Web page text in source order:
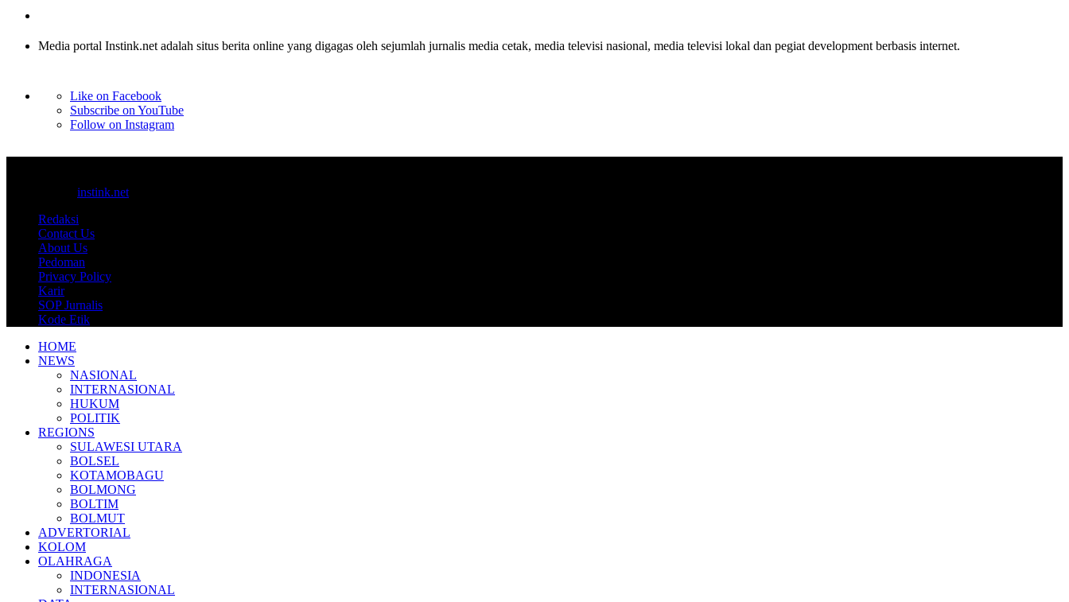
Media portal Instink.net adalah situs berita online yang digagas oleh sejumlah jurnalis media cetak, media televisi nasional, media televisi lokal dan pegiat development berbasis internet.
Like on Facebook
Subscribe on YouTube
Follow on Instagram
instink.net
Redaksi
Contact Us
About Us
Pedoman
Privacy Policy
Karir
SOP Jurnalis
Kode Etik
HOME
NEWS
NASIONAL
INTERNASIONAL
HUKUM
POLITIK
REGIONS
SULAWESI UTARA
BOLSEL
KOTAMOBAGU
BOLMONG
BOLTIM
BOLMUT
ADVERTORIAL
KOLOM
OLAHRAGA
INDONESIA
INTERNASIONAL